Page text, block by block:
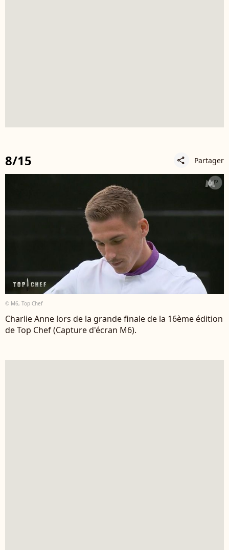
8/15 share Partager
© M6, Top Chef
Charlie Anne lors de la grande finale de la 16ème édition
de Top Chef (Capture d'écran M6).